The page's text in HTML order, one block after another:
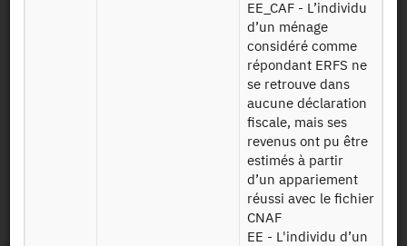
correspondance
EE_CAF - L’individu
d’un ménage
considéré comme
répondant ERFS ne
se retrouve dans
aucune déclaration
fiscale, mais ses
revenus ont pu être
estimés à partir
d’un appariement
réussi avec le fichier
CNAF
EE - L'individu d’un